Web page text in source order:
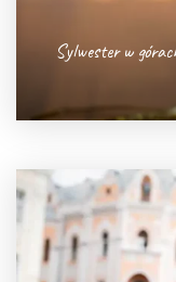
Sylwester w